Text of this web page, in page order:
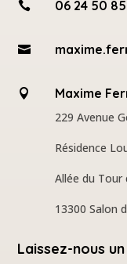
 06 24 50

 Maxime
229 Avenue
Résidence
Allée du Tour
13300 Salon
Laissez-nous